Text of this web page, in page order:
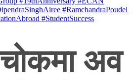
#RamchandraPoudel
#StudentSuccess
अव